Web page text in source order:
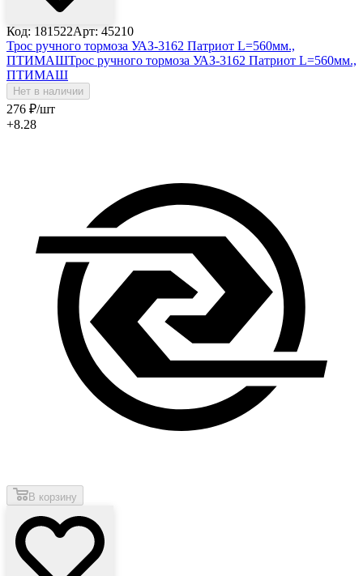
Код: 181522Арт: 45210
Трос ручного тормоза УАЗ-3162 Патриот L=560мм.,
ПТИМАШТрос ручного тормоза УАЗ-3162 Патриот L=560мм.,
ПТИМАШ
Нет в наличии
276 ₽/шт
+8.28
В корзину